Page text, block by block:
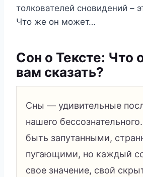
толкователей сновидений –
Что же он может…
Сон о Тексте: Что
вам сказать?
Сны — удивительные
нашего
быть запутанными,
пугающими, но каждый
свое значение, свой